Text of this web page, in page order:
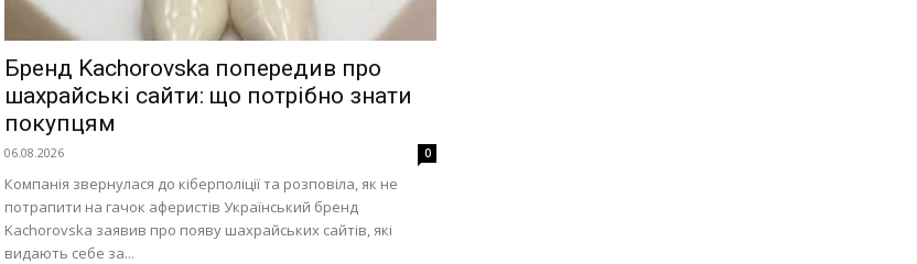
Бренд Kachorovska попередив про
шахрайські сайти: що потрібно знати
покупцям
06.08.2026 0
Компанія звернулася до кіберполіції та розповіла, як не
потрапити на гачок аферистів Український бренд
Kachorovska заявив про появу шахрайських сайтів, які
видають себе за...